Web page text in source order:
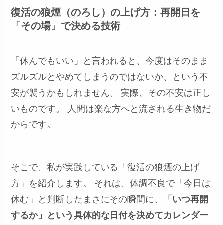
復活の狼煙（のろし）の上げ方：再開日を
「その場」で決める技術
「休んでもいい」と言われると、今度はそのまま
ズルズルとやめてしまうのではないか、という不
安が襲うかもしれません。 実際、その不安は正し
いものです。 人間は楽な方へと流される生き物だ
からです。
そこで、私が実践している「復活の狼煙の上げ
方」を紹介します。 それは、体調不良で「今日は
休む」と判断したまさにその瞬間に、
「いつ再開
するか」という具体的な日付を決めてカレンダー